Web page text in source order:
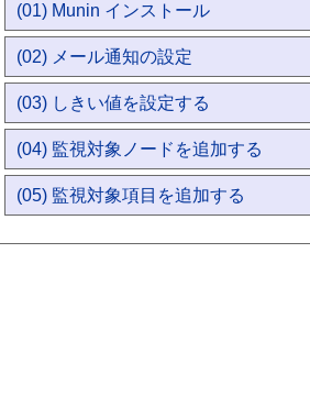
(01) Munin インストール
(02) メール通知の設定
(03) しきい値を設定する
(04) 監視対象ノードを追加する
(05) 監視対象項目を追加する